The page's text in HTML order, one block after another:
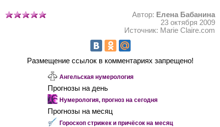
Автор: Елена Бабанина
23 октября 2009
Источник: Marie Claire.com
Размещение ссылок в комментариях запрещено!
Ангельская нумерология
Прогнозы на день
Нумерология, прогноз на сегодня
Прогнозы на месяц
Гороскоп стрижек и причёсок на месяц